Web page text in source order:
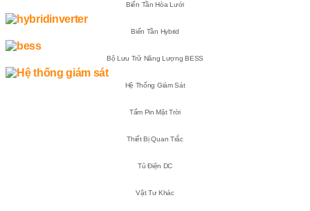
Biến Tần Hòa Lưới
Biến Tần Hybrid
Bộ Lưu Trữ Năng Lượng BESS
Hệ Thống Giám Sát
Tấm Pin Mặt Trời
Thiết Bị Quan Trắc
Tủ Điện DC
Vật Tư Khác